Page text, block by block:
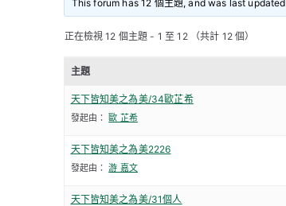
This forum has 12 個主題, and was last updated
正在檢視 12 個主題 - 1 至 12 （共計 12 個）
主題
天下皆知美之為美/34歐芷希
發起由：歐 芷希
天下皆知美之為美2226
發起由：游 嘉文
天下皆知美之為美/31個人